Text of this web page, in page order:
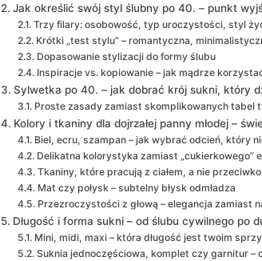
Jak określić swój styl ślubny po 40. – punkt
Trzy filary: osobowość, typ uroczystości, styl
Krótki „test stylu” – romantyczna,
Dopasowanie stylizacji do formy ślubu
Inspiracje vs. kopiowanie – jak mądrze
Sylwetka po 40. – jak dobrać krój sukni, który
Proste zasady zamiast skomplikowanych tabel
Kolory i tkaniny dla dojrzałej panny młodej –
Biel, ecru, szampan – jak wybrać odcień, który
Delikatna kolorystyka zamiast „cukierkowego”
Tkaniny, które pracują z ciałem, a nie
Mat czy połysk – subtelny błysk odmładza
Przezroczystości z głową – elegancja zamiast
Długość i forma sukni – od ślubu cywilnego po
Mini, midi, maxi – która długość jest twoim
Suknia jednoczęściowa, komplet czy garnitur –